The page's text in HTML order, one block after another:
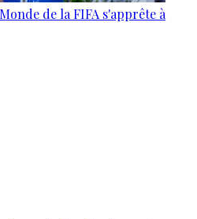
de la FIFA s'apprête à